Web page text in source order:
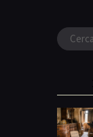
Ricerca
per: